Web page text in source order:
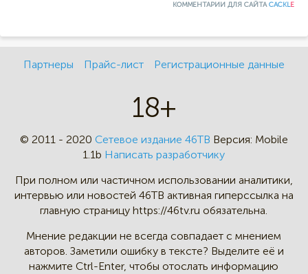
КОММЕНТАРИИ ДЛЯ САЙТАCACKLE
Партнеры Прайс-лист Регистрационные данные
18+
© 2011 - 2020 Сетевое издание 46ТВ Версия: Mobile
1.1b Написать разработчику
При полном или частичном использовании аналитики,
интервью или новостей 46TB активная гиперссылка на
главную страницу https://46tv.ru обязательна.
Мнение редакции не всегда совпадает с мнением
авторов. Заметили ошибку в тексте? Выделите её и
нажмите Ctrl-Enter, чтобы отослать информацию